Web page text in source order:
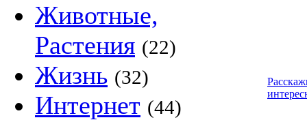
Животные,
Растения (22)
Жизнь (32)
Интернет (44)